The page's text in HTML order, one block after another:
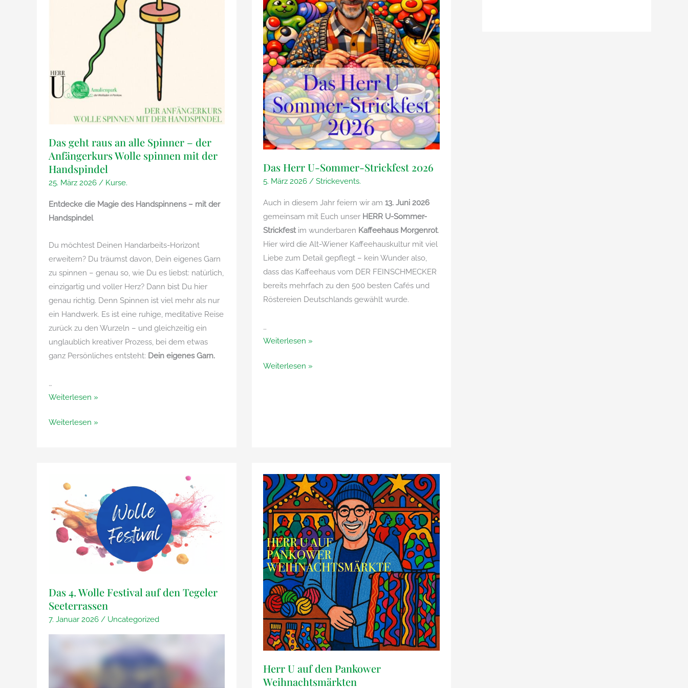
Das geht raus an alle Spinner – der
Anfängerkurs Wolle spinnen mit der
Handspindel
25. März 2026 / Kurse.
Entdecke die Magie des Handspinnens – mit der
Handspindel
Du möchtest Deinen Handarbeits-Horizont
erweitern? Du träumst davon, Dein eigenes Garn
zu spinnen – genau so, wie Du es liebst: natürlich,
einzigartig und voller Herz? Dann bist Du hier
genau richtig. Denn Spinnen ist viel mehr als nur
ein Handwerk. Es ist eine ruhige, meditative Reise
zurück zu den Wurzeln – und gleichzeitig ein
unglaublich kreativer Prozess, bei dem etwas
ganz Persönliches entsteht: Dein eigenes Garn.
…
Das
raus
Anfängerkurs
Wolle
spinnen
Weiterlesen »
Das
Spinner
der
Anfängerkurs
Wolle
der
Handspindel
Weiterlesen »
Das Herr U-Sommer-Strickfest 2026
5. März 2026 / Strickevents.
Auch in diesem Jahr feiern wir am 13. Juni 2026
gemeinsam mit Euch unser HERR U-Sommer-
Strickfestim wunderbaren Kaffeehaus Morgenrot.
Hier wird die Alt-Wiener Kaffeehauskultur mit viel
Liebe zum Detail gepflegt – kein Wunder also,
dass das Kaffeehaus vom DER FEINSCHMECKER
bereits mehrfach zu den 500 besten Cafés und
Röstereien Deutschlands gewählt wurde.
…
Das
U-
Weiterlesen »
Das
Weiterlesen »
Das 4. Wolle Festival auf den Tegeler
Seeterrassen
7. Januar 2026 / Uncategorized
Herr U auf den Pankower
Weihnachtsmärkten